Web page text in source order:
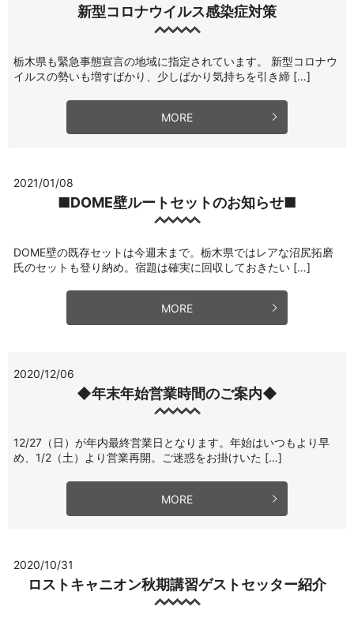
新型コロナウイルス感染症対策
栃木県も緊急事態宣言の地域に指定されています。 新型コロナウ
イルスの勢いも増すばかり、少しばかり気持ちを引き締 […]
MORE
2021/01/08
■DOME壁ルートセットのお知らせ■
DOME壁の既存セットは今週末まで。栃木県ではレアな沼尻拓磨
氏のセットも登り納め。宿題は確実に回収しておきたい […]
MORE
2020/12/06
◆年末年始営業時間のご案内◆
12/27（日）が年内最終営業日となります。年始はいつもより早
め、1/2（土）より営業再開。ご迷惑をお掛けいた […]
MORE
2020/10/31
ロストキャニオン秋期講習ゲストセッター紹介